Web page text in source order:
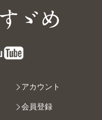
アカウント
会員登録